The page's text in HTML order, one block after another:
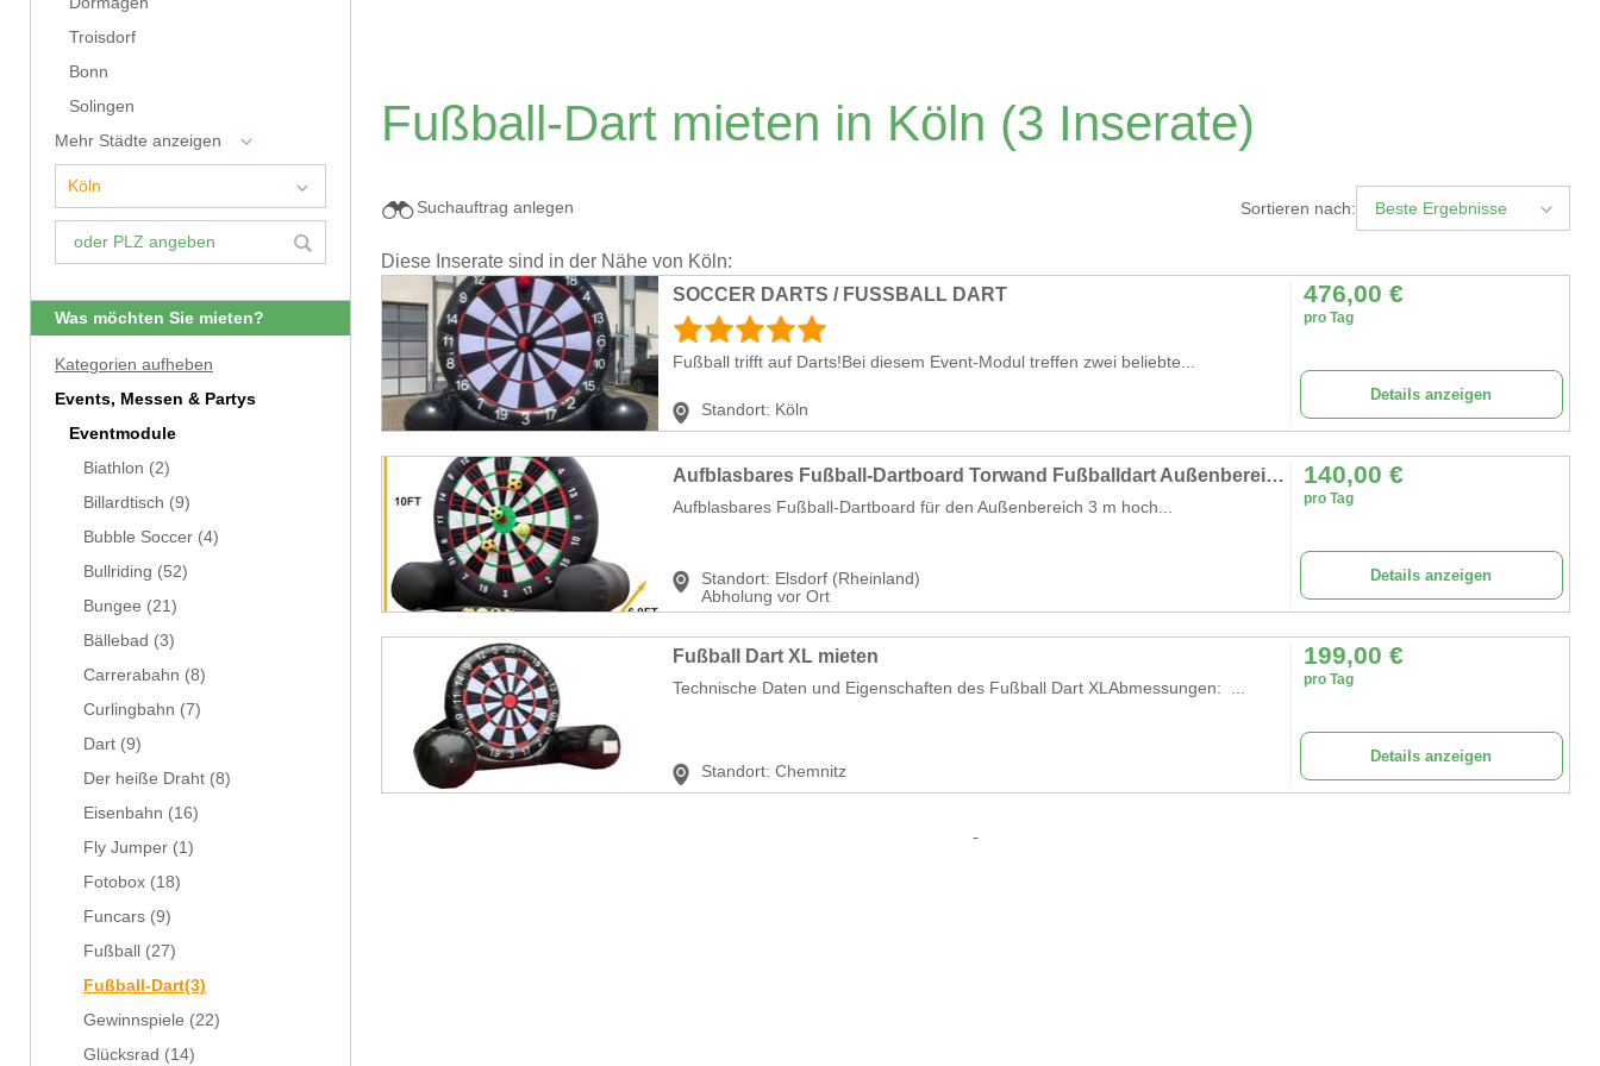
Troisdorf
Bonn
Solingen
Mehr Städte anzeigen
Was möchten Sie mieten?
Kategorien aufheben
Events, Messen & Partys
Eventmodule
Biathlon (2)
Billardtisch (9)
Bubble Soccer (4)
Bullriding (52)
Bungee (21)
Bällebad (3)
Carrerabahn (8)
Curlingbahn (7)
Dart (9)
Der heiße Draht (8)
Eisenbahn (16)
Fly Jumper (1)
Fotobox (18)
Funcars (9)
Fußball
(27)
Fußball-Dart(3)
Gewinnspiele (22)
Glücksrad (14)
Fußball-Dart mieten in Köln (3 Inserate)
Sortieren nach: Beste Ergebnisse
Suchauftrag anlegen
Diese Inserate sind in der Nähe von Köln:
SOCCER DARTS / FUSSBALL DART
Fußball trifft auf Darts!Bei diesem Event-Modul treffen zwei beliebte...
Standort: Köln
476,00 €
pro Tag
Details anzeigen
Aufblasbares Fußball-Dartboard Torwand Fußballdart Außenbereich 3 m hoch Kick-Dartboard 8 Fußbälle
Aufblasbares Fußball-Dartboard für den Außenbereich 3 m hoch...
Standort: Elsdorf (Rheinland)
Abholung vor Ort
140,00 €
pro Tag
Details anzeigen
Fußball Dart XL mieten
Technische Daten und Eigenschaften des Fußball Dart XLAbmessungen: ...
Standort: Chemnitz
199,00 €
pro Tag
Details anzeigen